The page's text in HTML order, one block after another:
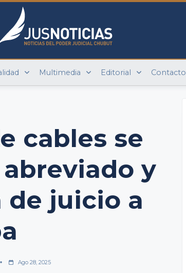
Multimedia Editorial Contacto
cables se
y
de juicio a
Ago 28, 2025